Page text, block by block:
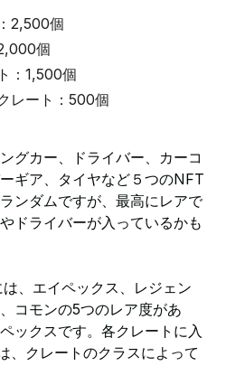
2,500個
個
：1,500個
レート：500個
グカー、ドライバー、カーコ
ギア、タイヤなど５つのNFT
ンダムですが、最高にレアで
ドライバーが入っているかも
、エイペックス、レジェン
コモンの5つのレア度があ
ックスです。各クレートに入
、クレートのクラスによって